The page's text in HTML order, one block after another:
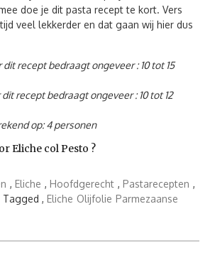
doe je dit pasta recept te kort. Vers
veel lekkerder en dat gaan wij hier dus
recept bedraagt ongeveer : 10 tot 15
recept bedraagt ongeveer : 10 tot 12
op: 4 personen
Eliche col Pesto ?
, Eliche , Hoofdgerecht , Pastarecepten ,
Tagged , Eliche Olijfolie Parmezaanse